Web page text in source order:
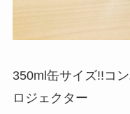
350ml缶サイズ!!コ
ロジェクター